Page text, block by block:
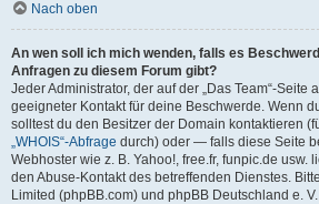
Nach oben
An wen soll ich mich wenden, falls es
Anfragen zu diesem Forum gibt?
Jeder Administrator, der auf der „Das Team“-Seite
geeigneter Kontakt für deine Beschwerde. Wenn
solltest du den Besitzer der Domain kontaktieren
„WHOIS“-Abfrage durch) oder — falls diese Seite
Webhoster wie z. B. Yahoo!, free.fr, funpic.de
den Abuse-Kontakt des betreffenden Dienstes.
Limited (phpBB.com) und phpBB Deutschland e.